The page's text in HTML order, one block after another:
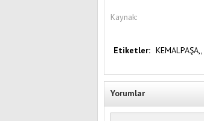
Kaynak:
Etiketler: KEMALPAŞA,,
Yorumlar